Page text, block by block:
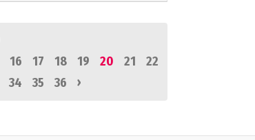
16 17 18 19 20 21
22
34 35 36 ›